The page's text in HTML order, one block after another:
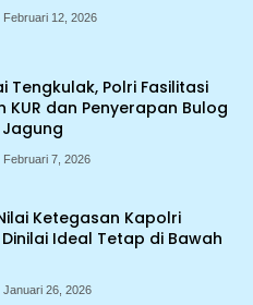
Februari 12, 2026
Tengkulak, Polri Fasilitasi
KUR dan Penyerapan Bulog
Februari 7, 2026
Ketegasan Kapolri
Ideal Tetap di Bawah
Januari 26, 2026